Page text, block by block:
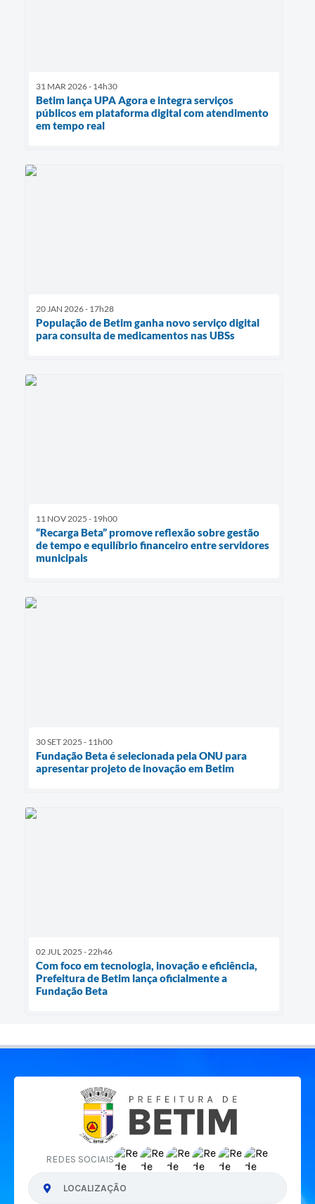
31 MAR 2026 - 14h30
Betim lança UPA Agora e integra serviços
públicos em plataforma digital com atendimento
em tempo real
20 JAN 2026 - 17h28
População de Betim ganha novo serviço digital
para consulta de medicamentos nas UBSs
11 NOV 2025 - 19h00
“Recarga Beta” promove reflexão sobre gestão
de tempo e equilíbrio financeiro entre servidores
municipais
30 SET 2025 - 11h00
Fundação Beta é selecionada pela ONU para
apresentar projeto de inovação em Betim
02 JUL 2025 - 22h46
Com foco em tecnologia, inovação e eficiência,
Prefeitura de Betim lança oficialmente a
Fundação Beta
REDES SOCIAIS
LOCALIZAÇÃO